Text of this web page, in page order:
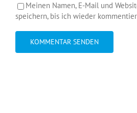
Meinen Namen, E-Mail und
speichern, bis ich wieder